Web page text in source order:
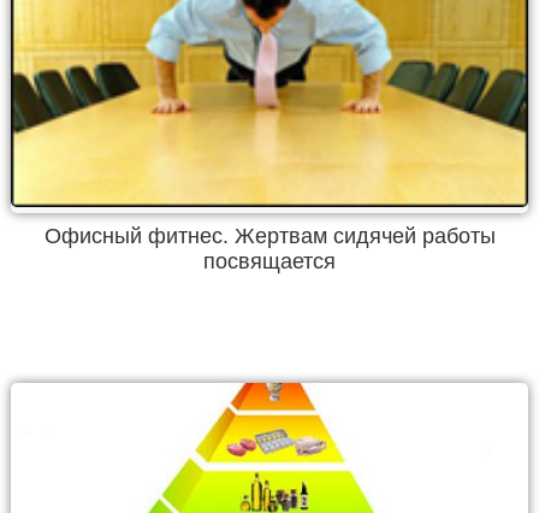
Офисный фитнес. Жертвам сидячей работы
посвящается